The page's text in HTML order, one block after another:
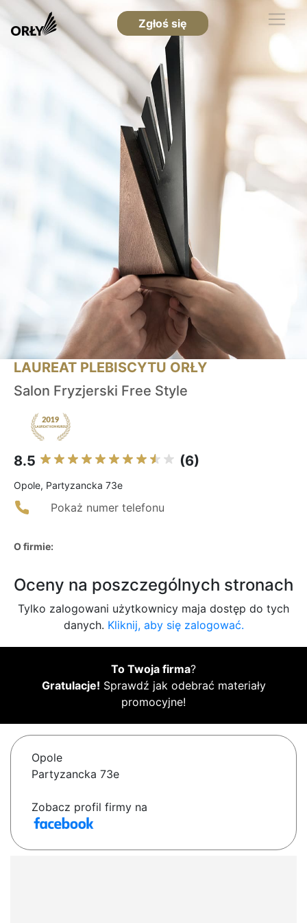
Zgłoś się
LAUREAT PLEBISCYTU ORŁY
Salon Fryzjerski Free Style
8.5 (6)
Opole, Partyzancka 73e
Pokaż numer telefonu
O firmie:
Oceny na poszczególnych stronach
Tylko zalogowani użytkownicy maja dostęp do tych
danych. Kliknij, aby się zalogować.
To Twoja firma?
Gratulacje! Sprawdź jak odebrać materiały
promocyjne!
Opole
Partyzancka 73e
Zobacz profil firmy na